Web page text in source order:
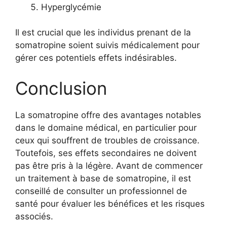
Hyperglycémie
Il est crucial que les individus prenant de la
somatropine soient suivis médicalement pour
gérer ces potentiels effets indésirables.
Conclusion
La somatropine offre des avantages notables
dans le domaine médical, en particulier pour
ceux qui souffrent de troubles de croissance.
Toutefois, ses effets secondaires ne doivent
pas être pris à la légère. Avant de commencer
un traitement à base de somatropine, il est
conseillé de consulter un professionnel de
santé pour évaluer les bénéfices et les risques
associés.